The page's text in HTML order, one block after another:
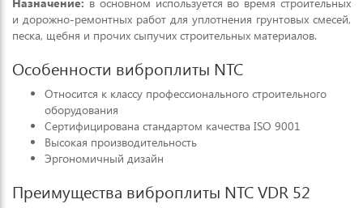
и дорожно-ремонтных работ для уплотнения грунтовых смесей,
песка, щебня и прочих сыпучих строительных материалов.
Особенности виброплиты NTC
Относится к классу профессионального строительного
оборудования
Сертифицирована стандартом качества ISO 9001
Высокая производительность
Эргономичный дизайн
Преимущества виброплиты NTC VDR 52